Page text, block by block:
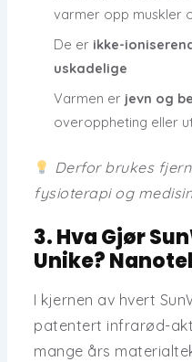
varmer opp muskler
De er ikke-
uskadelige
Varmen er jevn og
overoppheting eller
Derfor brukes
fysioterapi og
3. Hva Gjør
Unike?
I kjernen av hvert
patentert infrarød-
mange års